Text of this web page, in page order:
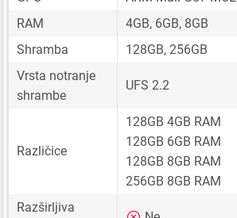
RAM
4GB, 6GB, 8GB
Shramba
128GB, 256GB
Vrsta notranje
shrambe
UFS 2.2
Različice
128GB 4GB RAM
128GB 6GB RAM
128GB 8GB RAM
256GB 8GB RAM
Razširljiva